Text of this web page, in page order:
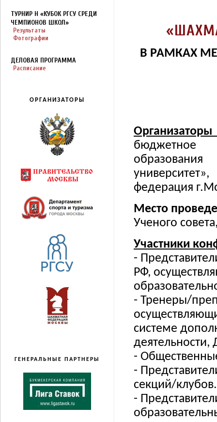
ТУРНИР H «КУБОК РГСУ СРЕДИ
ЧЕМПИОНОВ ШКОЛ»
Результаты
Фотографии
ДЕЛОВАЯ ПРОГРАММА
Расписание
ОРГАНИЗАТОРЫ
ГЕНЕРАЛЬНЫЕ ПАРТНЕРЫ
В РАМКАХ
бюджетное
образования
федерация
Место
Ученого
Участники
-
РФ,
- Тренеры/
системе
-
-
секций/клубов.
-